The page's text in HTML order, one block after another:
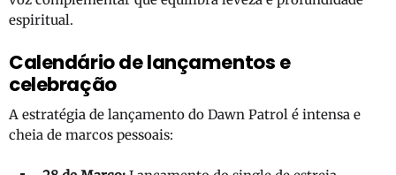
espiritual.
Calendário de lançamentos e
celebração
A estratégia de lançamento do Dawn Patrol é intensa e
cheia de marcos pessoais: